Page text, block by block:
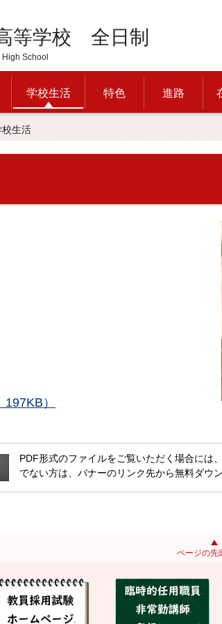
等学校 全日制
School
学校生活 特色 進路
生活
）
PDF形式のファイルをご覧いただく場合には
でない方は、バナーのリンク先から無料ダウ
ページの先